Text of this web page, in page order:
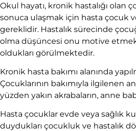
Okul hayatı, kronik hastalığı olan
sonuca ulaşmak için hasta çocuk
gereklidir. Hastalık sürecinde
olma düşüncesi onu motive
oldukları görülmektedir.
Kronik hasta bakımı alanında
Çocuklarının bakımıyla ilgilenen
yüzden yakın akrabaların, anne
Hasta çocuklar evde veya sağlık
duydukları çocukluk ve hastalık